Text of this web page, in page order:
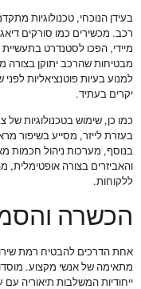
בעידן הנוכחי, טכנולוגיות
רכב. מכשירים כמו סורקים
מיידי, הפכו לסטנדרט
מבטיחות שהרכב יתוקן בצורה
למנוע בעיות פוטנציאליות
יקרים בעתיד.
כמו כן, שימוש בטכנולוגיות
בעזרת לייזר, מסייע בשיפור
בנוסף, מערכות ניהול חכמות
והאביזרים בצורה
ללקוחות.
הכשרה
אחת הדרכים להבטיח רמת
מתאימה של אנשי מקצוע.
ייחודיות המשלבות תיאוריה